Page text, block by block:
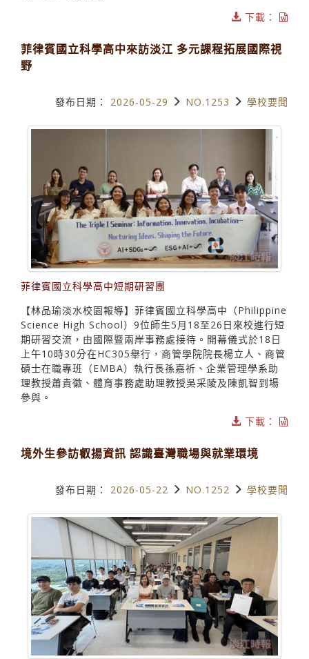
下載：
菲律賓國立科學高中來訪淡江 多元課程拓展國際視
野
發布日期： 2026-05-29 NO.1253 學校要聞
菲律賓國立科學高中短期研習團
【林品瑜淡水校園報導】菲律賓國立科學高中（Philippine
Science High School）9位師生5月18至26日來校進行短
期研習交流，由國際暨兩岸事務處接待。開幕儀式於18日
上午10時30分在HC305舉行，商管學院院長楊立人、商管
碩士在職專班（EMBA）執行長孫嘉祈、企業管理學系助
理教授蕭貴徽、體育事務處助理教授吳采陵及陳凱智到場
參與。
下載：
境外生參訪叡揚資訊 認識臺灣職場與就業環境
發布日期： 2026-05-22 NO.1252 學校要聞